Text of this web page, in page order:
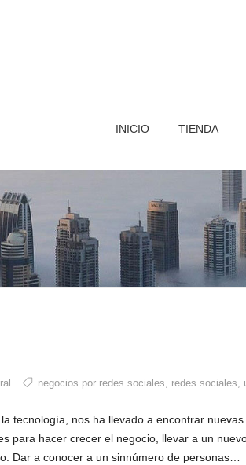
INICIO TIENDA
negocios por redes sociales, redes sociales,
tecnología, nos ha llevado a encontrar nuevas
para hacer crecer el negocio, llevar a un
Dar a conocer a un sinnúmero de personas…